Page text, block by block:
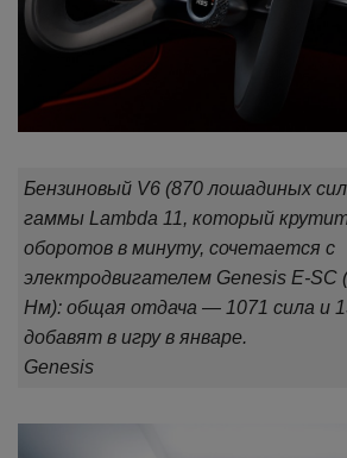
Бензиновый V6 (870 лошадиных
гаммы Lambda 11, который
оборотов в минуту, сочетается с
электродвигателем Genesis E-SC
Нм): общая отдача — 1071 сила и
добавят в игру в январе.
Genesis